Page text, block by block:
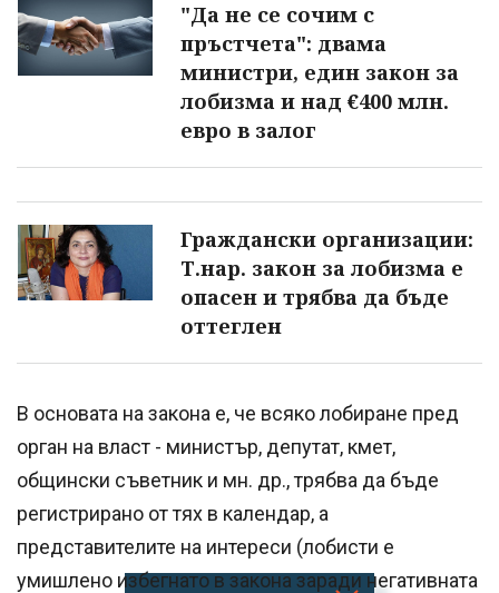
"Да не се сочим с
пръстчета": двама
министри, един закон за
лобизма и над €400 млн.
евро в залог
Граждански организации:
Т.нар. закон за лобизма е
опасен и трябва да бъде
оттеглен
В основата на закона е, че всяко лобиране пред
орган на власт - министър, депутат, кмет,
общински съветник и мн. др., трябва да бъде
регистрирано от тях в календар, а
представителите на интереси (лобисти е
умишлено избегнато в закона заради негативната